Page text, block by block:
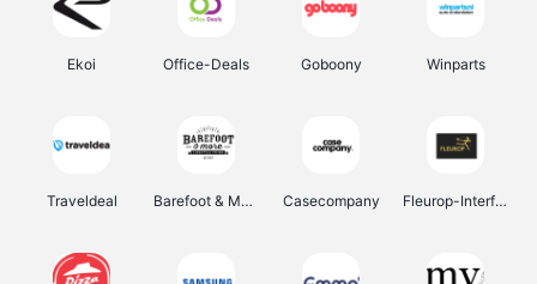
Ekoi Office-Deals Goboony Winparts
Traveldeal Barefoot & More Casecompany Fleurop-Interflora